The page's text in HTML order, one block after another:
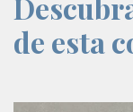
de esta